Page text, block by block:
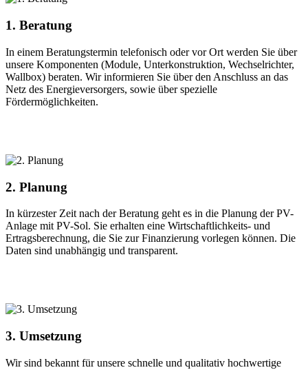
1. Beratung
In einem Beratungstermin telefonisch oder vor Ort werden Sie über
unsere Komponenten (Module, Unterkonstruktion, Wechselrichter,
Wallbox) beraten. Wir informieren Sie über den Anschluss an das
Netz des Energieversorgers, sowie über spezielle
Fördermöglichkeiten.
2. Planung
In kürzester Zeit nach der Beratung geht es in die Planung der PV-
Anlage mit PV-Sol. Sie erhalten eine Wirtschaftlichkeits- und
Ertragsberechnung, die Sie zur Finanzierung vorlegen können. Die
Daten sind unabhängig und transparent.
3. Umsetzung
Wir sind bekannt für unsere schnelle und qualitativ hochwertige